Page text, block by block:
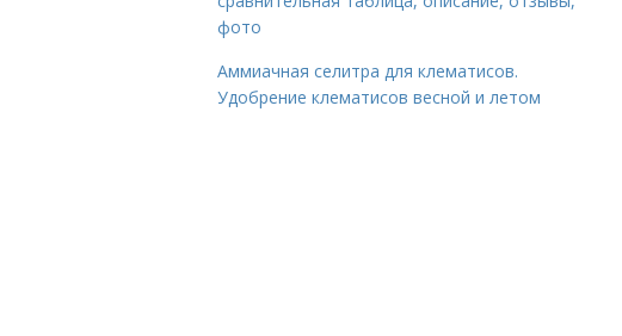
фото
Аммиачная селитра для клематисов.
Удобрение клематисов весной и летом